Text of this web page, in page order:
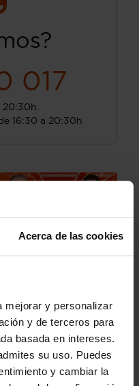
Acerca de las cookies
mejorar y personalizar
y de terceros para
basada en intereses.
su uso. Puedes
y cambiar la
017
20:30h.
16:30 a 20:30h